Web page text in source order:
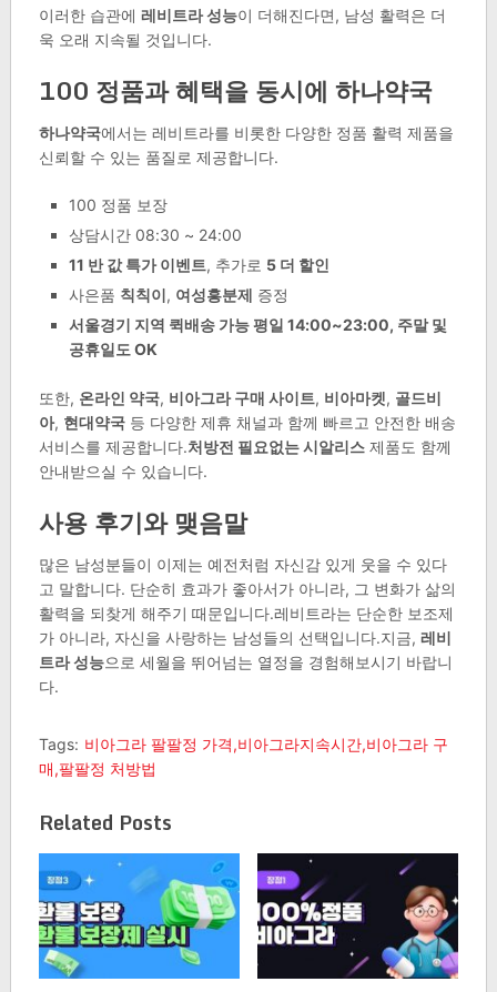
이러한 습관에 레비트라 성능이 더해진다면, 남성 활력은 더
욱 오래 지속될 것입니다.
100 정품과 혜택을 동시에 하나약국
하나약국에서는 레비트라를 비롯한 다양한 정품 활력 제품을
신뢰할 수 있는 품질로 제공합니다.
100 정품 보장
상담시간 08:30 ~ 24:00
11 반 값 특가 이벤트, 추가로 5 더 할인
사은품 칙칙이, 여성흥분제 증정
서울경기 지역 퀵배송 가능 평일 14:00~23:00, 주말 및
공휴일도 OK
또한, 온라인 약국, 비아그라 구매 사이트, 비아마켓, 골드비
아, 현대약국등 다양한 제휴 채널과 함께 빠르고 안전한 배송
서비스를 제공합니다.처방전 필요없는 시알리스제품도 함께
안내받으실 수 있습니다.
사용 후기와 맺음말
많은 남성분들이 이제는 예전처럼 자신감 있게 웃을 수 있다
고 말합니다. 단순히 효과가 좋아서가 아니라, 그 변화가 삶의
활력을 되찾게 해주기 때문입니다.레비트라는 단순한 보조제
가 아니라, 자신을 사랑하는 남성들의 선택입니다.지금, 레비
트라 성능으로 세월을 뛰어넘는 열정을 경험해보시기 바랍니
다.
Tags: 비아그라 팔팔정 가격,비아그라지속시간,비아그라 구
매,팔팔정 처방법
Related Posts